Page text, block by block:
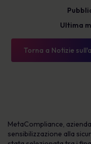
Ultima
Torna a Notizie
MetaCompliance,
sensibilizzazione alla